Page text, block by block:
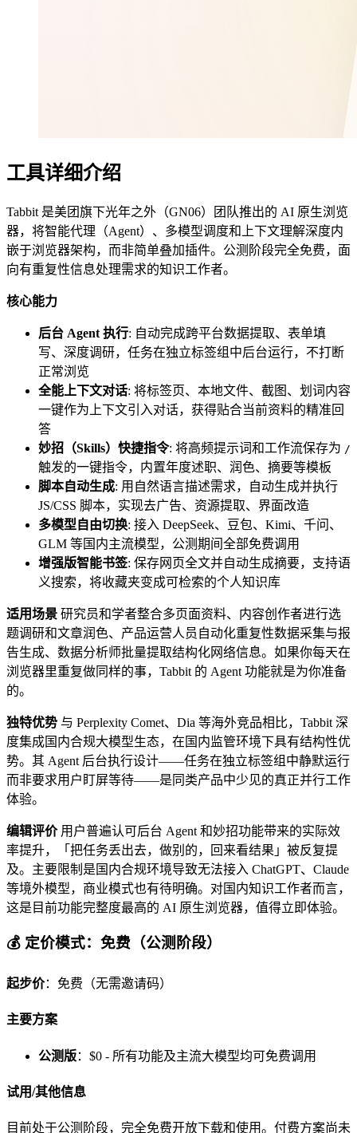
工具详细介绍
Tabbit 是美团旗下光年之外（GN06）团队推出的 AI 原生浏览
器，将智能代理（Agent）、多模型调度和上下文理解深度内
嵌于浏览器架构，而非简单叠加插件。公测阶段完全免费，面
向有重复性信息处理需求的知识工作者。
核心能力
后台 Agent 执行: 自动完成跨平台数据提取、表单填
写、深度调研，任务在独立标签组中后台运行，不打断
正常浏览
全能上下文对话: 将标签页、本地文件、截图、划词内容
一键作为上下文引入对话，获得贴合当前资料的精准回
答
妙招（Skills）快捷指令: 将高频提示词和工作流保存为 /
触发的一键指令，内置年度述职、润色、摘要等模板
脚本自动生成: 用自然语言描述需求，自动生成并执行
JS/CSS 脚本，实现去广告、资源提取、界面改造
多模型自由切换: 接入 DeepSeek、豆包、Kimi、千问、
GLM 等国内主流模型，公测期间全部免费调用
增强版智能书签: 保存网页全文并自动生成摘要，支持语
义搜索，将收藏夹变成可检索的个人知识库
适用场景 研究员和学者整合多页面资料、内容创作者进行选
题调研和文章润色、产品运营人员自动化重复性数据采集与报
告生成、数据分析师批量提取结构化网络信息。如果你每天在
浏览器里重复做同样的事，Tabbit 的 Agent 功能就是为你准备
的。
独特优势 与 Perplexity Comet、Dia 等海外竞品相比，Tabbit 深
度集成国内合规大模型生态，在国内监管环境下具有结构性优
势。其 Agent 后台执行设计——任务在独立标签组中静默运行
而非要求用户盯屏等待——是同类产品中少见的真正并行工作
体验。
编辑评价用户普遍认可后台 Agent 和妙招功能带来的实际效
率提升，「把任务丢出去，做别的，回来看结果」被反复提
及。主要限制是国内合规环境导致无法接入 ChatGPT、Claude
等境外模型，商业模式也有待明确。对国内知识工作者而言，
这是目前功能完整度最高的 AI 原生浏览器，值得立即体验。
💰 定价模式：免费（公测阶段）
起步价：免费（无需邀请码）
主要方案
公测版：$0 - 所有功能及主流大模型均可免费调用
试用/其他信息
目前处于公测阶段，完全免费开放下载和使用。付费方案尚未